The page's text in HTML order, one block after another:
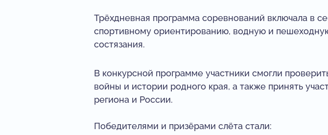
Трёхдневная программа соревнований включала в
спортивному ориентированию, водную и
состязания.
В конкурсной программе участники смогли
войны и истории родного края, а также принять
региона и России.
Победителями и призёрами слёта стали: